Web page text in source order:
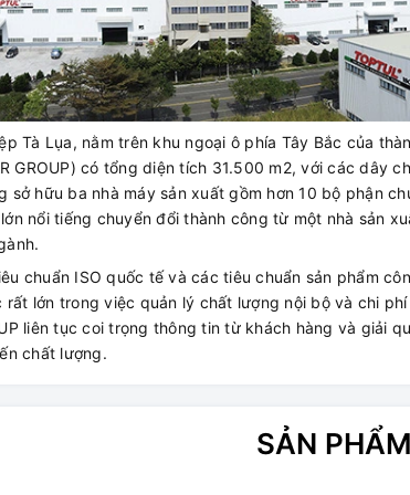
Tà Lụa, nằm trên khu ngoại ô phía Tây Bắc của
GROUP) có tổng diện tích 31.500 m2, với các dây
sở hữu ba nhà máy sản xuất gồm hơn 10 bộ phận
nổi tiếng chuyển đổi thành công từ một nhà sản
chuẩn ISO quốc tế và các tiêu chuẩn sản phẩm
lớn trong việc quản lý chất lượng nội bộ và chi
liên tục coi trọng thông tin từ khách hàng và giải
chất lượng.
SẢN